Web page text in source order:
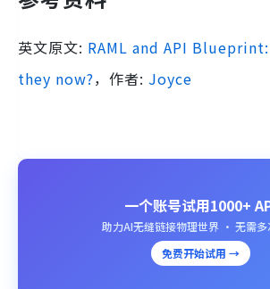
英文原文: RAML and API
they now?，作者: Joyce
一个账号试用1000+
助力AI无缝链接物理世界 · 无需多
免费开始试用 →